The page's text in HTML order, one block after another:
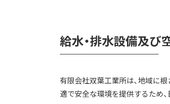
給水・排水設備及び
有限会社双葉工業所は、地域に
適で安全な環境を提供するため